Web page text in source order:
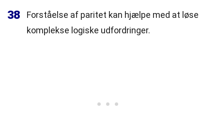
38
Forståelse af paritet kan hjælpe med at løse
komplekse logiske udfordringer.